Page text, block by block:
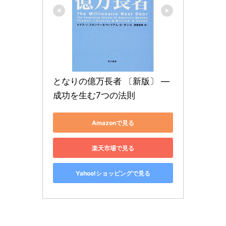
となりの億万長者 〔新版〕 ―
成功を生む7つの法則
Amazonで見る
楽天市場で見る
Yahoo!ショッピングで見る